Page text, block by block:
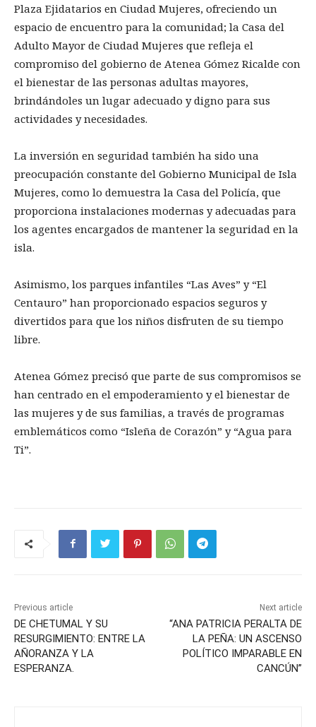
Plaza Ejidatarios en Ciudad Mujeres, ofreciendo un
espacio de encuentro para la comunidad; la Casa del
Adulto Mayor de Ciudad Mujeres que refleja el
compromiso del gobierno de Atenea Gómez Ricalde con
el bienestar de las personas adultas mayores,
brindándoles un lugar adecuado y digno para sus
actividades y necesidades.
La inversión en seguridad también ha sido una
preocupación constante del Gobierno Municipal de Isla
Mujeres, como lo demuestra la Casa del Policía, que
proporciona instalaciones modernas y adecuadas para
los agentes encargados de mantener la seguridad en la
isla.
Asimismo, los parques infantiles “Las Aves” y “El
Centauro” han proporcionado espacios seguros y
divertidos para que los niños disfruten de su tiempo
libre.
Atenea Gómez precisó que parte de sus compromisos se
han centrado en el empoderamiento y el bienestar de
las mujeres y de sus familias, a través de programas
emblemáticos como “Isleña de Corazón” y “Agua para
Ti”.
Previous article
DE CHETUMAL Y SU
RESURGIMIENTO: ENTRE LA
AÑORANZA Y LA
ESPERANZA.
Next article
“ANA PATRICIA PERALTA DE
LA PEÑA: UN ASCENSO
POLÍTICO IMPARABLE EN
CANCÚN”